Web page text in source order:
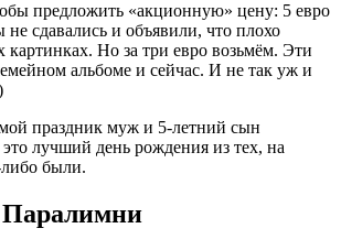
предложить «акционную» цену: 5 евро
сдавались и объявили, что плохо
картинках. Но за три евро возьмём. Эти
альбоме и сейчас. И не так уж и
праздник муж и 5-летний сын
лучший день рождения из тех, на
были.
Паралимни